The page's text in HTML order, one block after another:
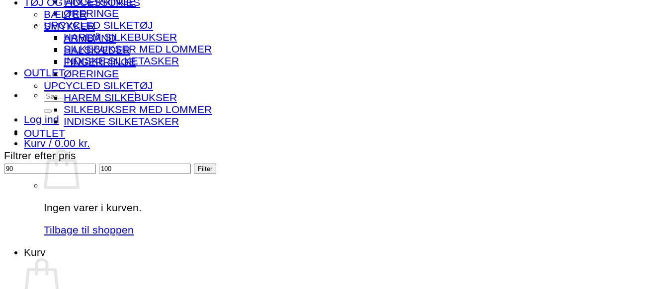
ØRERINGE
UPCYCLED SILKETØJ
HAREM SILKEBUKSER
SILKEBUKSER MED LOMMER
INDISKE SILKETASKER
OUTLET
Søg
efter:
Log ind
Kurv / 0.00 kr.
Ingen varer i kurven.
Tilbage til shoppen
Kurv
BÆLTER
SMYKKER
ARMBÅND
HALSKÆDER
FINGERRINGE
ØRERINGE
UPCYCLED SILKETØJ
HAREM SILKEBUKSER
SILKEBUKSER MED LOMMER
INDISKE SILKETASKER
OUTLET
Filtrer efter pris
Mindste
Højeste
Filter